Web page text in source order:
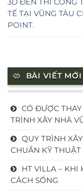
3D ĐẾN THI CÔNG
TẾ TẠI VŨNG TÀU
POINT.
BÀI VIẾT MỚI
CÓ ĐƯỢC
TRÌNH XÂY NHÀ
QUY TRÌNH
CHUẨN KỸ THUẬT
HT VILLA – KHI
CÁCH SỐNG